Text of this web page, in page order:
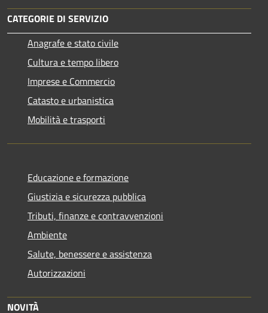
CATEGORIE DI SERVIZIO
Anagrafe e stato civile
Cultura e tempo libero
Imprese e Commercio
Catasto e urbanistica
Mobilità e trasporti
Educazione e formazione
Giustizia e sicurezza pubblica
Tributi, finanze e contravvenzioni
Ambiente
Salute, benessere e assistenza
Autorizzazioni
NOVITÀ